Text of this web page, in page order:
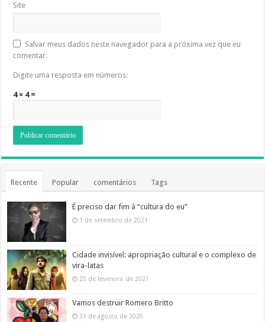
Site
Salvar meus dados neste navegador para a próxima vez que eu
comentar.
Digite uma resposta em números:
4 × 4 =
Recente Popular comentários Tags
É preciso dar fim à “cultura do eu”
1 de setembro de 2021
Cidade invisível: apropriação cultural e o complexo de
vira-latas
25 de fevereiro de 2021
Vamos destruir Romero Britto
31 de agosto de 2020